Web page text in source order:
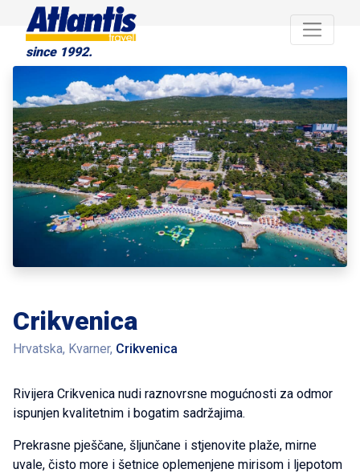
since 1992.
Crikvenica
Hrvatska, Kvarner, Crikvenica
Rivijera Crikvenica nudi raznovrsne mogućnosti za odmor
ispunjen kvalitetnim i bogatim sadržajima.
Prekrasne pješčane, šljunčane i stjenovite plaže, mirne
uvale, čisto more i šetnice oplemenjene mirisom i ljepotom